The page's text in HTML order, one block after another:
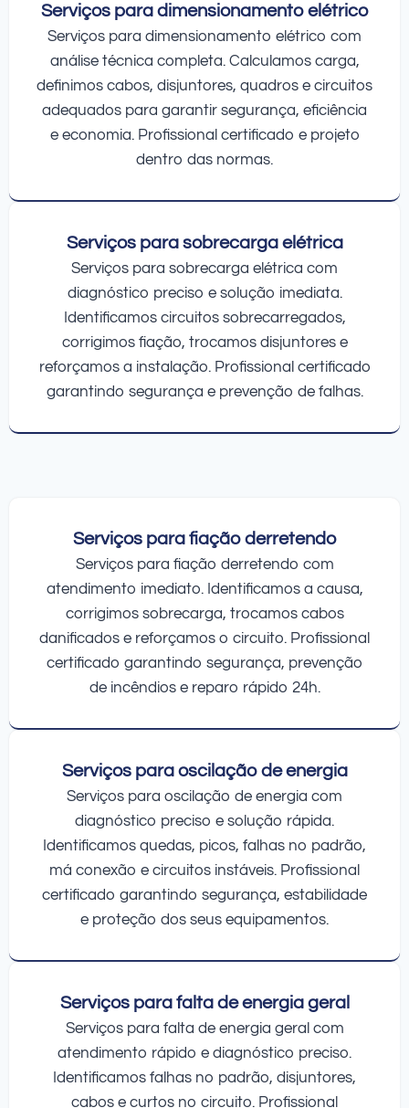
Serviços para dimensionamento elétrico
Serviços para dimensionamento elétrico com
análise técnica completa. Calculamos carga,
definimos cabos, disjuntores, quadros e circuitos
adequados para garantir segurança, eficiência
e economia. Profissional certificado e projeto
dentro das normas.
Serviços para sobrecarga elétrica
Serviços para sobrecarga elétrica com
diagnóstico preciso e solução imediata.
Identificamos circuitos sobrecarregados,
corrigimos fiação, trocamos disjuntores e
reforçamos a instalação. Profissional certificado
garantindo segurança e prevenção de falhas.
Serviços para fiação derretendo
Serviços para fiação derretendo com
atendimento imediato. Identificamos a causa,
corrigimos sobrecarga, trocamos cabos
danificados e reforçamos o circuito. Profissional
certificado garantindo segurança, prevenção
de incêndios e reparo rápido 24h.
Serviços para oscilação de energia
Serviços para oscilação de energia com
diagnóstico preciso e solução rápida.
Identificamos quedas, picos, falhas no padrão,
má conexão e circuitos instáveis. Profissional
certificado garantindo segurança, estabilidade
e proteção dos seus equipamentos.
Serviços para falta de energia geral
Serviços para falta de energia geral com
atendimento rápido e diagnóstico preciso.
Identificamos falhas no padrão, disjuntores,
cabos e curtos no circuito. Profissional